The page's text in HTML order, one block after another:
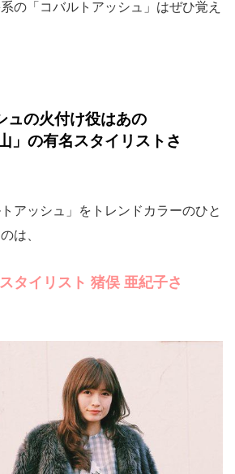
の「コバルトアッシュ」はぜひ覚え
ュの火付け役はあの
」の有名スタイリストさ
アッシュ」をトレンドカラーのひと
は、
タイリスト 猪俣 亜紀子さ